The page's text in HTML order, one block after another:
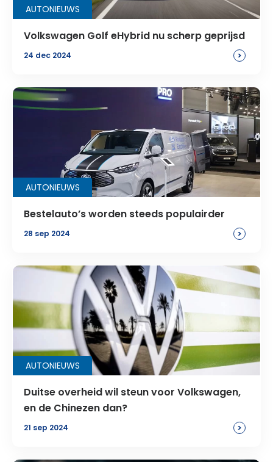
AUTONIEUWS
Volkswagen Golf eHybrid nu scherp geprijsd
24 dec 2024 >
AUTONIEUWS
Bestelauto’s worden steeds populairder
28 sep 2024 >
AUTONIEUWS
Duitse overheid wil steun voor Volkswagen,
en de Chinezen dan?
21 sep 2024 >